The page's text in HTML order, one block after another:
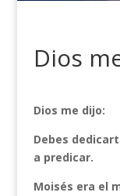
Dios
Dios me dijo:
Debes
a predicar.
Moisés era el